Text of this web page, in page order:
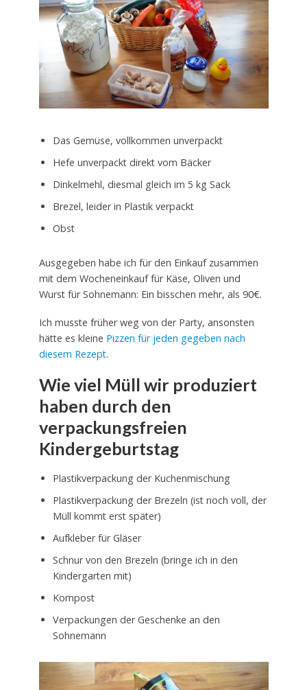
Das Gemüse, vollkommen unverpackt
Hefe unverpackt direkt vom Bäcker
Dinkelmehl, diesmal gleich im 5 kg Sack
Brezel, leider in Plastik verpackt
Obst
Ausgegeben habe ich für den Einkauf zusammen
mit dem Wocheneinkauf für Käse, Oliven und
Wurst für Sohnemann: Ein bisschen mehr, als 90€.
Ich musste früher weg von der Party, ansonsten
hätte es kleine Pizzen für jeden gegeben nach
diesem Rezept.
Wie viel Müll wir produziert
haben durch den
verpackungsfreien
Kindergeburtstag
Plastikverpackung der Kuchenmischung
Plastikverpackung der Brezeln (ist noch voll, der
Müll kommt erst später)
Aufkleber für Gläser
Schnur von den Brezeln (bringe ich in den
Kindergarten mit)
Kompost
Verpackungen der Geschenke an den
Sohnemann